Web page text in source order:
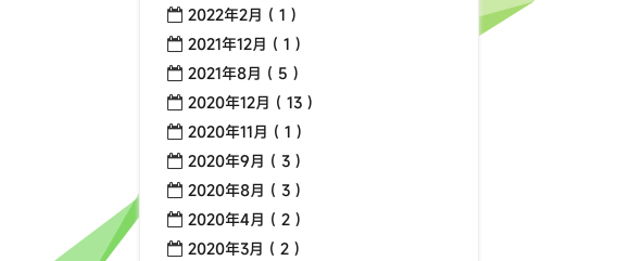
2022年2月 ( 1 )
2021年12月 ( 1 )
2021年8月 ( 5 )
2020年12月 ( 13 )
2020年11月 ( 1 )
2020年9月 ( 3 )
2020年8月 ( 3 )
2020年4月 ( 2 )
2020年3月 ( 2 )